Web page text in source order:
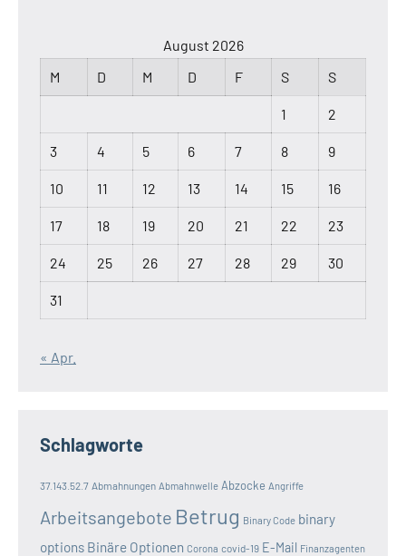
August 2026
M
D M D F S S
1 2
3 4 5 6 7 8 9
10 11 12 13 14 15 16
17 18 19 20 21 22 23
24 25 26 27 28 29 30
31
« Apr.
Schlagworte
37.143.52.7 Abmahnungen Abmahnwelle Abzocke Angriffe
Arbeitsangebote Betrug Binary Code binary
options Binäre Optionen Corona covid-19 E-Mail Finanzagenten